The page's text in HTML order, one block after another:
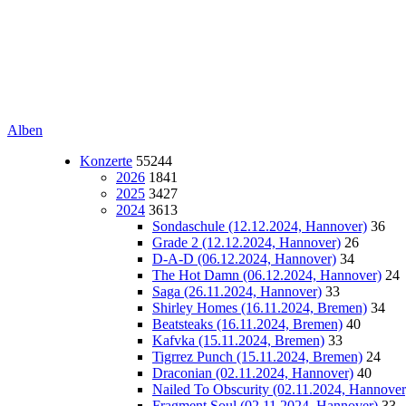
Alben
Konzerte 55244
2026 1841
2025 3427
2024 3613
Sondaschule (12.12.2024, Hannover) 36
Grade 2 (12.12.2024, Hannover) 26
D-A-D (06.12.2024, Hannover) 34
The Hot Damn (06.12.2024, Hannover) 24
Saga (26.11.2024, Hannover) 33
Shirley Homes (16.11.2024, Bremen) 34
Beatsteaks (16.11.2024, Bremen) 40
Kafvka (15.11.2024, Bremen) 33
Tigrrez Punch (15.11.2024, Bremen) 24
Draconian (02.11.2024, Hannover) 40
Nailed To Obscurity (02.11.2024,